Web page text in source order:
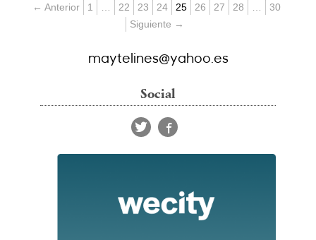
← Anterior 1 22 23 24 25 26 27 28
30
Siguiente →
maytelines@yahoo.es
Social